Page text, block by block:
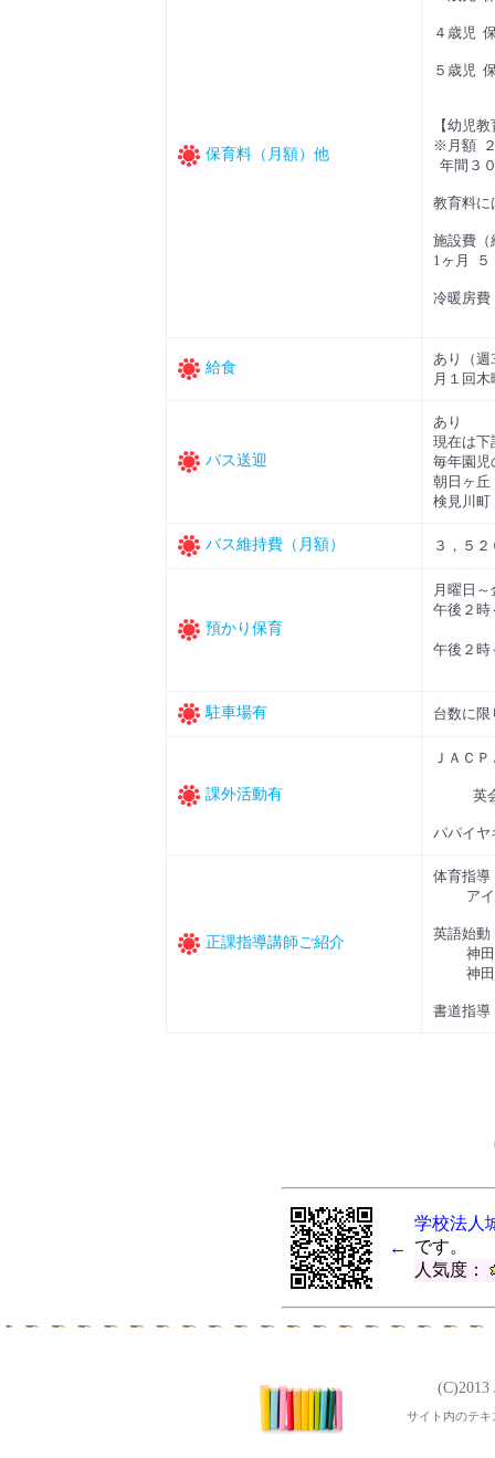
保育料（月額）他
４歳児
５歳児
【幼児
※月額
年間３
教育料に
施設費（
1ヶ月 ５
冷暖房
給食
あり（週
月１回
バス送迎
あり
現在は下
毎年園児
朝日ヶ丘
検見川町
バス維持費（月額） ３，５
預かり保育
月曜日～
午後２
午後２
駐車場有 台数に
課外活動有
ＪＡＣ
英会
パパイ
正課指導講師ご紹介
体育指
アイエ
英語始
神田
神田外
書道指
←
学校法人
です。
人気度：
サイト内のテ